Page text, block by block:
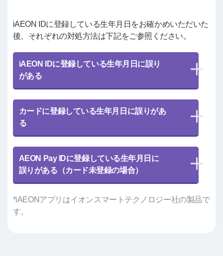
iAEON IDに登録している生年月日をお確かめいただいた
後、それぞれの対処方法は下記をご参照ください。
iAEON IDに登録している生年月日に誤り
がある
カードに登録している生年月日に誤りがあ
る
AEON Pay IDに登録している生年月日に
誤りがある（カード未登録の場合）
*iAEONアプリはイオンスマートテクノロジー社の製品で
す。